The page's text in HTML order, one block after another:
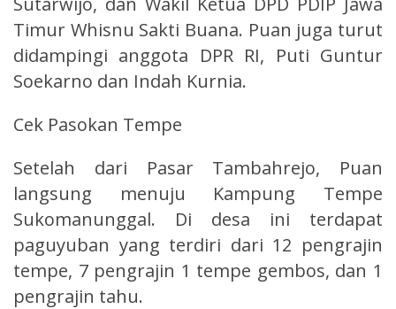
Timur Whisnu Sakti Buana. Puan juga turut
didampingi anggota DPR RI, Puti Guntur
Soekarno dan Indah Kurnia.
Cek Pasokan Tempe
Setelah dari Pasar Tambahrejo, Puan
langsung menuju Kampung Tempe
Sukomanunggal. Di desa ini terdapat
paguyuban yang terdiri dari 12 pengrajin
tempe, 7 pengrajin 1 tempe gembos, dan 1
pengrajin tahu.